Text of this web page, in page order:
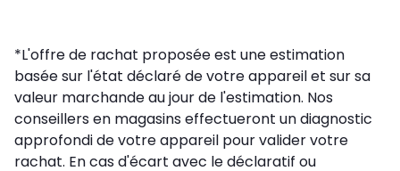
*L'offre de rachat proposée est une estimation
basée sur l'état déclaré de votre appareil et sur sa
valeur marchande au jour de l'estimation. Nos
conseillers en magasins effectueront un diagnostic
approfondi de votre appareil pour valider votre
rachat. En cas d'écart avec le déclaratif ou